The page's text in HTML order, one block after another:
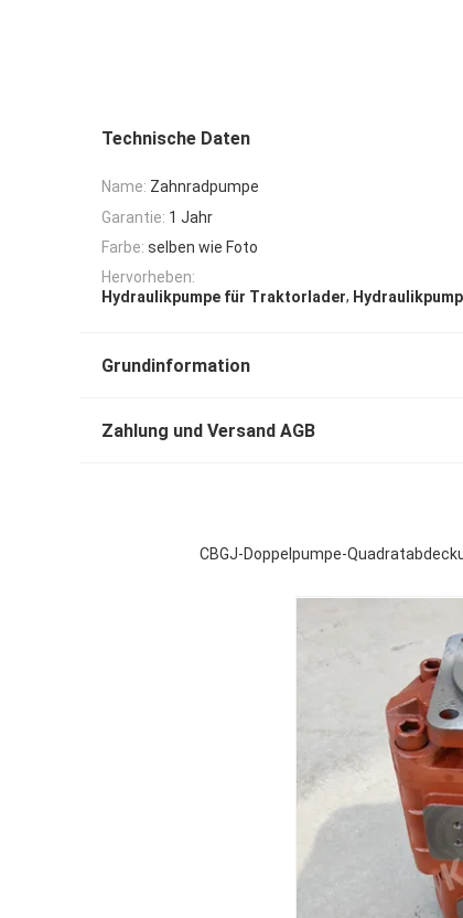
Technische Daten
Name: Zahnradpumpe
Garantie: 1 Jahr
Farbe: selben wie Foto
Hervorheben:
Hydraulikpumpe für Traktorlader,
Grundinformation
Zahlung und Versand AGB
CBGJ-Doppelpumpe-